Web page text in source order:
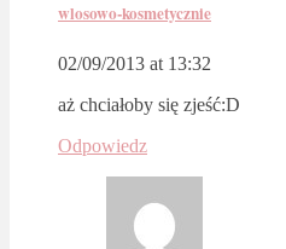
wlosowo-kosmetycznie
02/09/2013 at 13:32
aż chciałoby się zjeść:D
Odpowiedz